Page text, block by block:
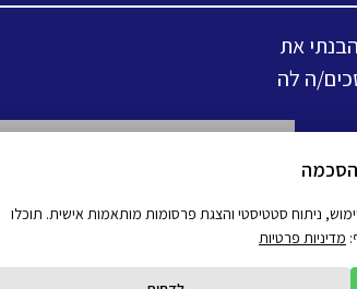
את
ה לה
הסכמה
ניתוח סטטיסטי והצגת פרסומות מותאמות אישית. תוכלו
מדיניות פרטיות